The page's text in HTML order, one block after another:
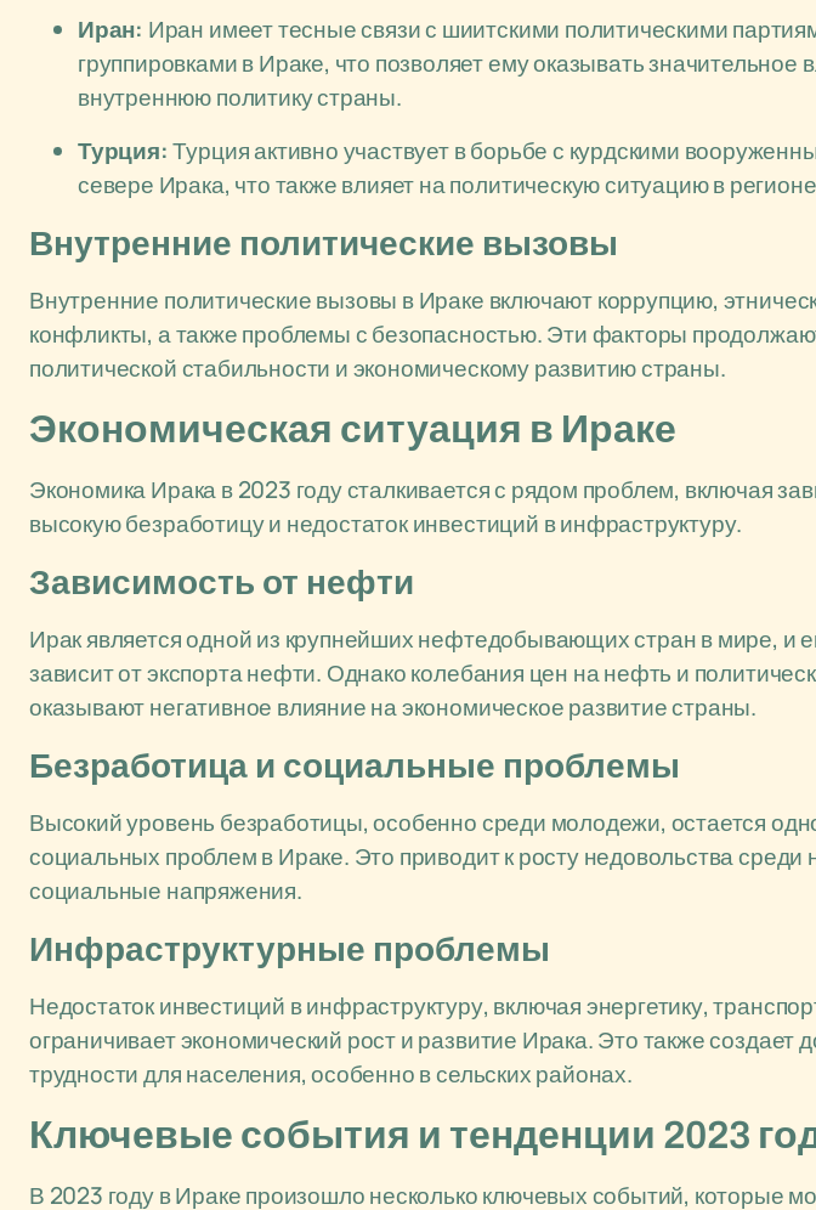
Иран: Иран имеет тесные связи с шиитскими политическими
группировками в Ираке, что позволяет ему оказывать значительное
внутреннюю политику страны.
Турция:Турция активно участвует в борьбе с курдскими
севере Ирака, что также влияет на политическую ситуацию в
Внутренние политические вызовы
Внутренние политические вызовы в Ираке включают коррупцию,
конфликты, а также проблемы с безопасностью. Эти факторы
политической стабильности и экономическому развитию страны.
Экономическая ситуация в Ираке
Экономика Ирака в 2023 году сталкивается с рядом проблем, включая
высокую безработицу и недостаток инвестиций в инфраструктуру.
Зависимость от нефти
Ирак является одной из крупнейших нефтедобывающих стран в мире, и
зависит от экспорта нефти. Однако колебания цен на нефть и
оказывают негативное влияние на экономическое развитие страны.
Безработица и социальные проблемы
Высокий уровень безработицы, особенно среди молодежи, остается
социальных проблем в Ираке. Это приводит к росту недовольства среди
социальные напряжения.
Инфраструктурные проблемы
Недостаток инвестиций в инфраструктуру, включая энергетику,
ограничивает экономический рост и развитие Ирака. Это также создает
трудности для населения, особенно в сельских районах.
Ключевые события и тенденции 2023
В 2023 году в Ираке произошло несколько ключевых событий, которые